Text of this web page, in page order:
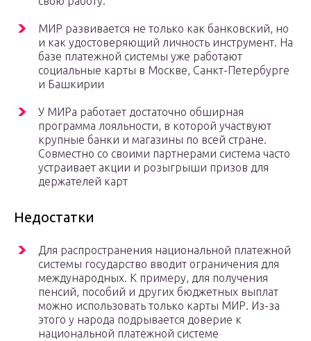
МИР развивается не только как банковский, но
и как удостоверяющий личность инструмент. На
базе платежной системы уже работают
социальные карты в Москве, Санкт-Петербурге
и Башкирии
У МИРа работает достаточно обширная
программа лояльности, в которой участвуют
крупные банки и магазины по всей стране.
Совместно со своими партнерами система часто
устраивает акции и розыгрыши призов для
держателей карт
Недостатки
Для распространения национальной платежной
системы государство вводит ограничения для
международных. К примеру, для получения
пенсий, пособий и других бюджетных выплат
можно использовать только карты МИР. Из-за
этого у народа подрывается доверие к
национальной платежной системе